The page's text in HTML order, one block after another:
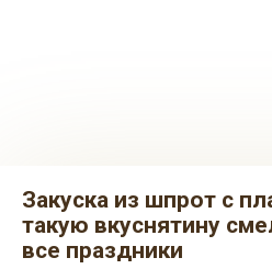
Закуска из шпрот с плавленым сырком:
такую вкуснятину
все праздники